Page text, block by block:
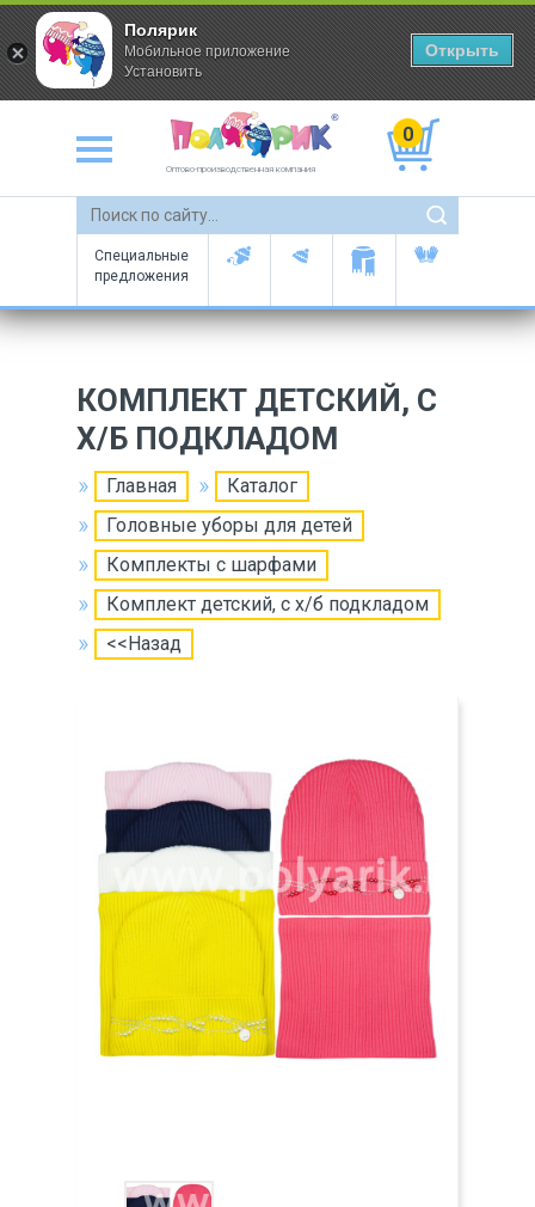
Оптово-производственная компания
0
Специальные
предложения
КОМПЛЕКТ ДЕТСКИЙ, С
Х/Б ПОДКЛАДОМ
Главная
Каталог
Головные уборы для детей
Комплекты с шарфами
Комплект детский, с х/б подкладом
<<Назад
Полярик
Мобильное приложение
Установить
Открыть